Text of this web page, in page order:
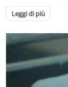
Leggi di più